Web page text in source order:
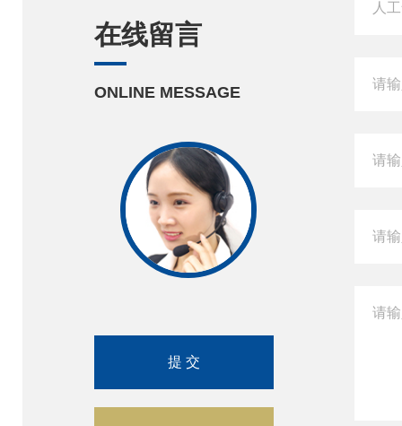
在线留言
ONLINE MESSAGE